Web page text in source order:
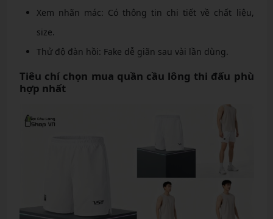
Xem nhãn mác: Có thông tin chi tiết về chất liệu,
size.
Thử độ đàn hồi: Fake dễ giãn sau vài lần dùng.
Tiêu chí chọn mua quần cầu lông thi đấu phù
hợp nhất